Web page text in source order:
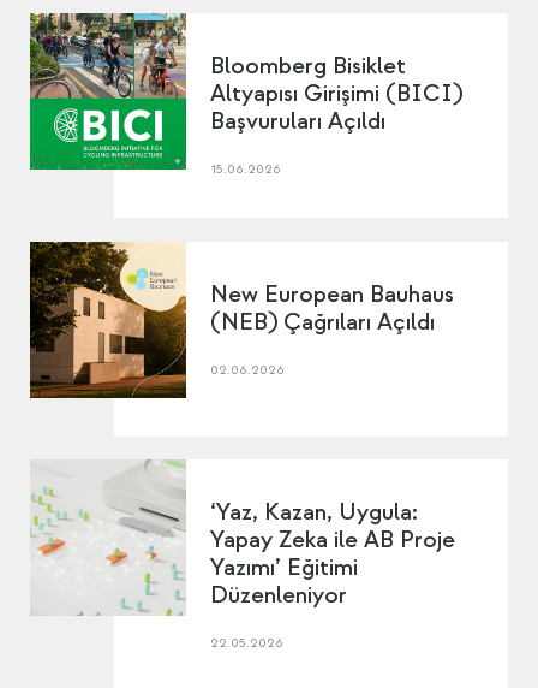
Bloomberg Bisiklet
Altyapısı Girişimi (BICI)
Başvuruları Açıldı
15.06.2026
New European Bauhaus
(NEB) Çağrıları Açıldı
02.06.2026
‘Yaz, Kazan, Uygula:
Yapay Zeka ile AB Proje
Yazımı’ Eğitimi
Düzenleniyor
22.05.2026